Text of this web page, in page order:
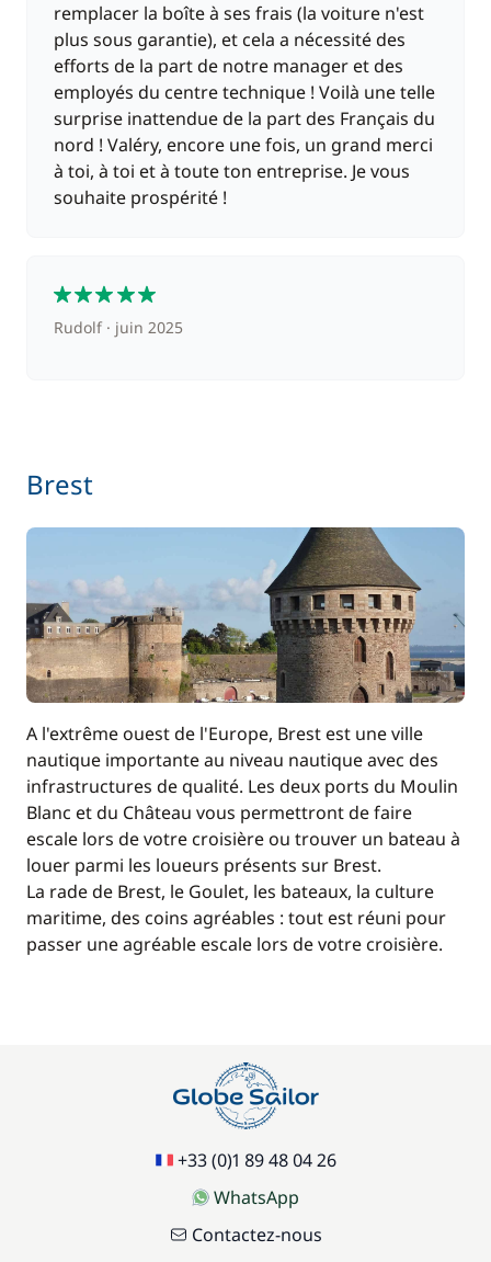
remplacer la boîte à ses frais (la voiture n'est
plus sous garantie), et cela a nécessité des
efforts de la part de notre manager et des
employés du centre technique ! Voilà une telle
surprise inattendue de la part des Français du
nord ! Valéry, encore une fois, un grand merci
à toi, à toi et à toute ton entreprise. Je vous
souhaite prospérité !
Rudolf juin 2025
Brest
A l'extrême ouest de l'Europe, Brest est une ville
nautique importante au niveau nautique avec des
infrastructures de qualité. Les deux ports du Moulin
Blanc et du Château vous permettront de faire
escale lors de votre croisière ou trouver un bateau à
louer parmi les loueurs présents sur Brest.
La rade de Brest, le Goulet, les bateaux, la culture
maritime, des coins agréables : tout est réuni pour
passer une agréable escale lors de votre croisière.
+33 (0)1 89 48 04 26
WhatsApp
Contactez-nous